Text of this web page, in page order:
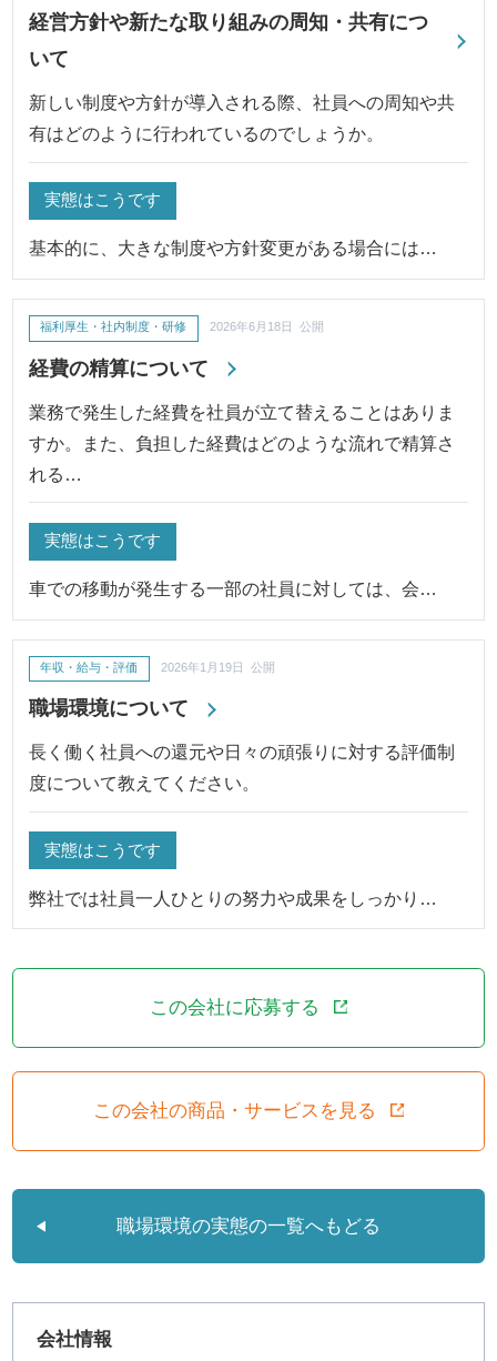
経営方針や新たな取り組みの周知・共有につ
いて
新しい制度や方針が導入される際、社員への周知や共
有はどのように行われているのでしょうか。
実態はこうです
基本的に、大きな制度や方針変更がある場合には…
経費の精算について
福利厚生・社内制度・研修 2026年6月18日 公開
業務で発生した経費を社員が立て替えることはありま
すか。また、負担した経費はどのような流れで精算さ
れる…
実態はこうです
車での移動が発生する一部の社員に対しては、会…
職場環境について
年収・給与・評価 2026年1月19日 公開
長く働く社員への還元や日々の頑張りに対する評価制
度について教えてください。
実態はこうです
弊社では社員一人ひとりの努力や成果をしっかり…
この会社に応募する
この会社の商品・サービスを見る
職場環境の実態の一覧へもどる
会社情報